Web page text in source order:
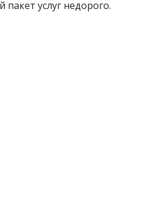
услуг недорого.